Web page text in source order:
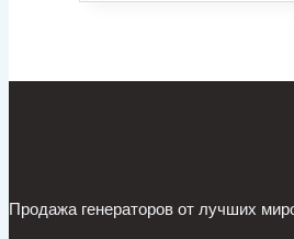
Продажа генераторов от лучших